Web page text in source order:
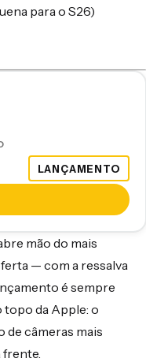
para o S26)
LANÇAMENTO
mão do mais
— com a ressalva
é sempre
topo da Apple: o
câmeras mais